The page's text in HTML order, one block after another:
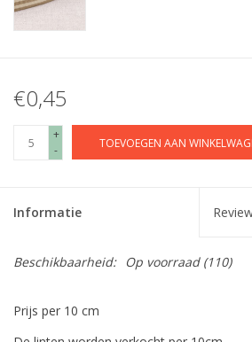
€0,45
+
-
TOEVOEGEN AAN
Informatie
Beschikbaarheid: Op voorraad(110)
Prijs per 10 cm